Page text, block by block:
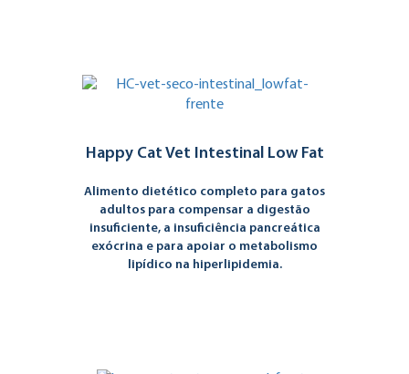
Happy Cat Vet Intestinal Low Fat
Alimento dietético completo para gatos
adultos para compensar a digestão
insuficiente, a insuficiência pancreática
exócrina e para apoiar o metabolismo
lipídico na hiperlipidemia.